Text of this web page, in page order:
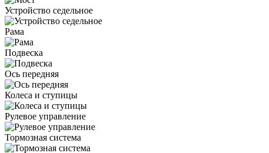
Устройство седельное
Рама
Подвеска
Ось передняя
Колеса и ступицы
Рулевое управление
Тормозная система